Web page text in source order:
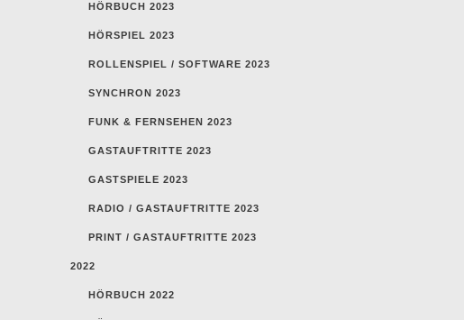
HÖRBUCH 2023
HÖRSPIEL 2023
ROLLENSPIEL / SOFTWARE 2023
SYNCHRON 2023
FUNK & FERNSEHEN 2023
GASTAUFTRITTE 2023
GASTSPIELE 2023
RADIO / GASTAUFTRITTE 2023
PRINT / GASTAUFTRITTE 2023
2022
HÖRBUCH 2022